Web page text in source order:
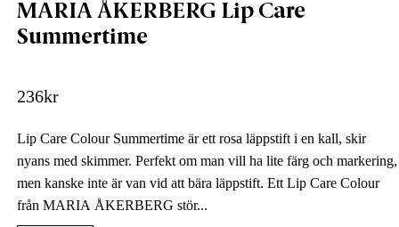
MARIA ÅKERBERG Lip Care
Summertime
236kr
Lip Care Colour Summertime är ett rosa läppstift i en kall, skir
nyans med skimmer. Perfekt om man vill ha lite färg och markering,
men kanske inte är van vid att bära läppstift. Ett Lip Care Colour
från MARIA ÅKERBERG stör...